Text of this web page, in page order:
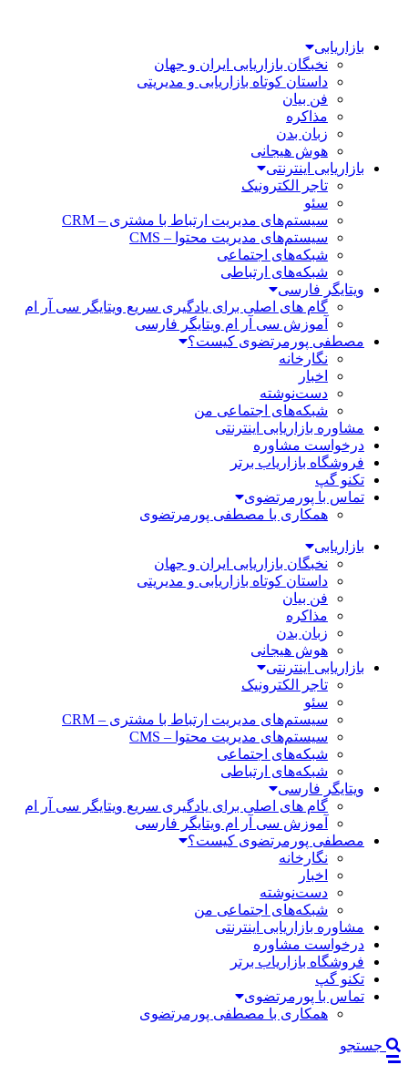
بازاریابی
نخبگان بازاریابی ایران و جهان
داستان کوتاه بازاریابی و مدیریتی
فن بیان
مذاکره
زبان بدن
هوش هیجانی
بازاریابی اینترنتی
تاجر الکترونیک
سئو
سیستم‌های مدیریت ارتباط با مشتری – CRM
سیستم‌های مدیریت محتوا – CMS
شبکه‌های اجتماعی
شبکه‌های ارتباطی
ویتایگر فارسی
گام های اصلی برای یادگیری سریع ویتایگر سی آر ام
آموزش سی آر ام ویتایگر فارسی
مصطفی پورمرتضوی کیست؟
نگارخانه
اخبار
دست‌نوشته
شبکه‌های اجتماعی من
مشاوره بازاریابی اینترنتی
درخواست مشاوره
فروشگاه بازاریاب برتر
تکنو گپ
تماس با پورمرتضوی
همکاری با مصطفی پورمرتضوی
بازاریابی
نخبگان بازاریابی ایران و جهان
داستان کوتاه بازاریابی و مدیریتی
فن بیان
مذاکره
زبان بدن
هوش هیجانی
بازاریابی اینترنتی
تاجر الکترونیک
سئو
سیستم‌های مدیریت ارتباط با مشتری – CRM
سیستم‌های مدیریت محتوا – CMS
شبکه‌های اجتماعی
شبکه‌های ارتباطی
ویتایگر فارسی
گام های اصلی برای یادگیری سریع ویتایگر سی آر ام
آموزش سی آر ام ویتایگر فارسی
مصطفی پورمرتضوی کیست؟
نگارخانه
اخبار
دست‌نوشته
شبکه‌های اجتماعی من
مشاوره بازاریابی اینترنتی
درخواست مشاوره
فروشگاه بازاریاب برتر
تکنو گپ
تماس با پورمرتضوی
همکاری با مصطفی پورمرتضوی
جستجو